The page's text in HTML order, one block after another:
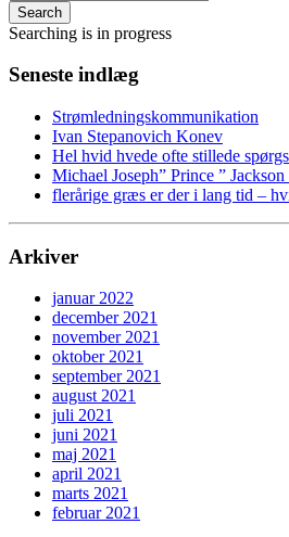
Search
Searching is in progress
Seneste indlæg
Strømledningskommunikation
Ivan Stepanovich Konev
Hel hvid hvede ofte stillede
Michael Joseph” Prince ”
flerårige græs er der i lang tid –
Arkiver
januar 2022
december 2021
november 2021
oktober 2021
september 2021
august 2021
juli 2021
juni 2021
maj 2021
april 2021
marts 2021
februar 2021